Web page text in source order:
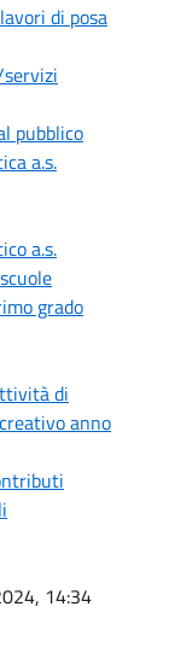
di posa
pubblico
a.s.
a.s.
grado
di
anno
14:34